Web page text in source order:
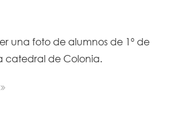
una foto de alumnos de 1º de
catedral de Colonia.